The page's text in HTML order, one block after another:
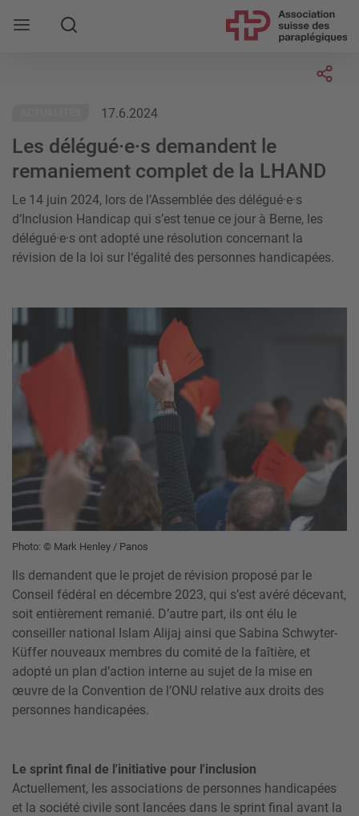
Rechercher
17.6.2024
Les délégué·e·s demandent le
remaniement complet de la LHAND
Le 14 juin 2024, lors de l’Assemblée des délégué·e·s
d‘Inclusion Handicap qui s’est tenue ce jour à Berne, les
délégué·e·s ont adopté une résolution concernant la
révision de la loi sur l‘égalité des personnes handicapées.
Photo: © Mark Henley / Panos
Ils demandent que le projet de révision proposé par le
Conseil fédéral en décembre 2023, qui s’est avéré décevant,
soit entièrement remanié. D’autre part, ils ont élu le
conseiller national Islam Alijaj ainsi que Sabina Schwyter-
Küffer nouveaux membres du comité de la faîtière, et
adopté un plan d’action interne au sujet de la mise en
œuvre de la Convention de l’ONU relative aux droits des
personnes handicapées.
Le sprint final de l'initiative pour l'inclusion
Actuellement, les associations de personnes handicapées
et la société civile sont lancées dans le sprint final avant la